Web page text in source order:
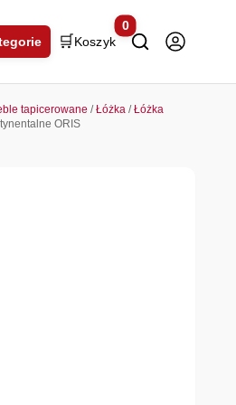
🛒 Koszyk
0
tapicerowane /Łóżka/Łóżka
ORIS